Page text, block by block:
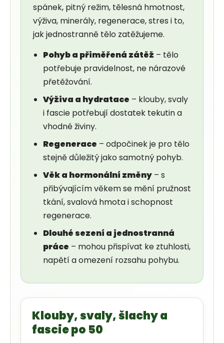
spánek, pitný režim, tělesná hmotnost,
výživa, minerály, regenerace, stres i to,
jak jednostranně tělo zatěžujeme.
Pohyb a přiměřená zátěž – tělo
potřebuje pravidelnost, ne nárazové
přetěžování.
Výživa a hydratace – klouby, svaly
i fascie potřebují dostatek tekutin a
vhodné živiny.
Regenerace – odpočinek je pro tělo
stejně důležitý jako samotný pohyb.
Věk a hormonální změny – s
přibývajícím věkem se mění pružnost
tkání, svalová hmota i schopnost
regenerace.
Dlouhé sezení a jednostranná
práce – mohou přispívat ke ztuhlosti,
napětí a omezení rozsahu pohybu.
Klouby, svaly, šlachy a
fascie po 50